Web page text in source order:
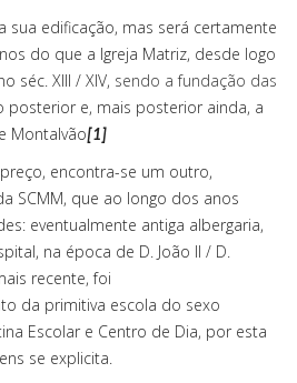
sua edificação, mas será certamente
do que a Igreja Matriz, desde logo
séc. XIII / XIV, sendo a fundação das
posterior e, mais posterior ainda, a
Montalvão[1]
encontra-se um outro,
SCMM, que ao longo dos anos
eventualmente antiga albergaria,
na época de D. João II / D.
recente, foi
da primitiva escola do sexo
Escolar e Centro de Dia, por esta
se explicita.